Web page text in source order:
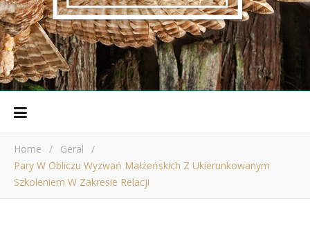
Home / Geral
/
Pary W Obliczu Wyzwań Małżeńskich Z Ukierunkowanym
Szkoleniem W Zakresie Relacji